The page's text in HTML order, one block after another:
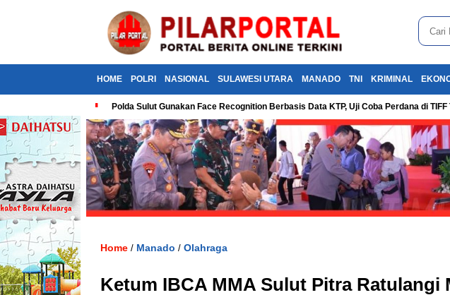
HOME POLRI NASIONAL SULAWESI UTARA MANADO TNI KRIMINAL
Polda Sulut Gunakan Face Recognition Berbasis Data KTP, Uji Coba Perdana di TIFF
Home / Manado / Olahraga
Ketum IBCA MMA Sulut Pitra Ratulangi